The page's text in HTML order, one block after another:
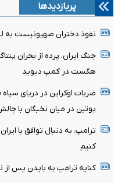
پربازدیدها
نفوذ دختران صهیونیست به
جنگ ایران، پرده از بحران
هگست در کمپ دیوید
ضربات اوکراین در دریای
پوتین در میان نخبگان با
ترامپ: به دنبال توافق با
کنیم
کنایه ترامپ به بایدن پس